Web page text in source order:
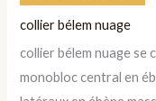
collier bélem nuage
collier bélem nuage se
monobloc central en